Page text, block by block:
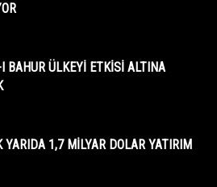
BAHUR ÜLKEYİ ETKİSİ ALTINA
YARIDA 1,7 MİLYAR DOLAR YATIRIM